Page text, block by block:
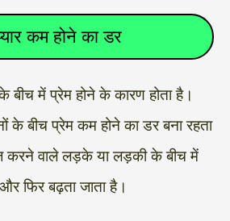
कम होने का डर
के बीच में प्रेम होने के कारण होता है।
के बीच प्रेम कम होने का डर बना रहता
करने वाले लड़के या लड़की के बीच में
और फिर बढ़ता जाता है।